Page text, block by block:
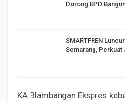
Dorong BPD
SMARTFREN
Semarang, Perkuat
KA Blambangan Ekspres